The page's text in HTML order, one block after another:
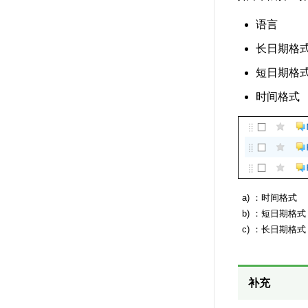
语言
长日期格
短日期格
时间格式
a) ：时间格式
b) ：短日期格式
c) ：长日期格式
补充